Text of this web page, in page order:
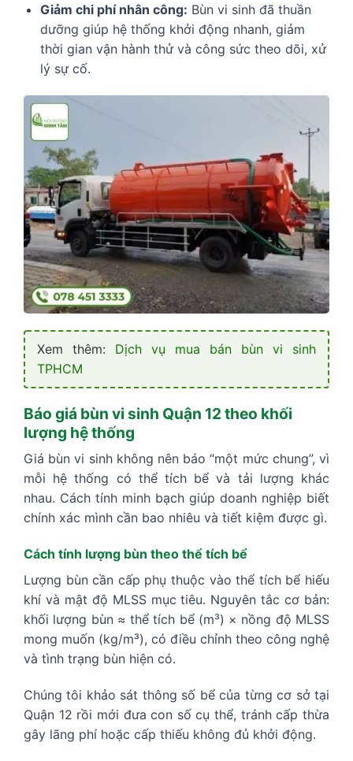
Giảm chi phí nhân công: Bùn vi sinh đã thuần
dưỡng giúp hệ thống khởi động nhanh, giảm
thời gian vận hành thử và công sức theo dõi, xử
lý sự cố.
Xem thêm: Dịch vụ mua bán bùn vi sinh
TPHCM
Báo giá bùn vi sinh Quận 12 theo khối
lượng hệ thống
Giá bùn vi sinh không nên báo “một mức chung”, vì
mỗi hệ thống có thể tích bể và tải lượng khác
nhau. Cách tính minh bạch giúp doanh nghiệp biết
chính xác mình cần bao nhiêu và tiết kiệm được gì.
Cách tính lượng bùn theo thể tích bể
Lượng bùn cần cấp phụ thuộc vào thể tích bể hiếu
khí và mật độ MLSS mục tiêu. Nguyên tắc cơ bản:
khối lượng bùn ≈ thể tích bể (m³) × nồng độ MLSS
mong muốn (kg/m³), có điều chỉnh theo công nghệ
và tình trạng bùn hiện có.
Chúng tôi khảo sát thông số bể của từng cơ sở tại
Quận 12 rồi mới đưa con số cụ thể, tránh cấp thừa
gây lãng phí hoặc cấp thiếu không đủ khởi động.